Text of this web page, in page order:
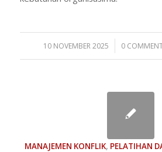
10 NOVEMBER 2025
/ 0 /
MANAJEMEN KONFLIK, PELATIHAN